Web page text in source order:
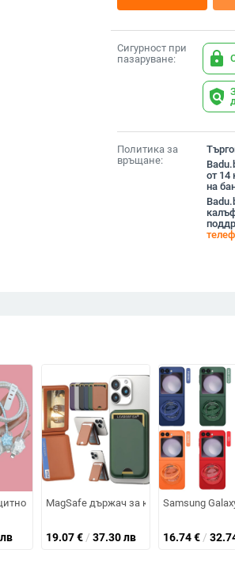
Сигурност при
пазаруване:
lock
policy
Политика за
връщане:
от 14
на
дизайн, магнитен, удароустойчив и
покритие за зарядното на Apple и кабела
MagSafe държач за карти със
19.07€ / 37.30 лв
Samsung
16.74€ /